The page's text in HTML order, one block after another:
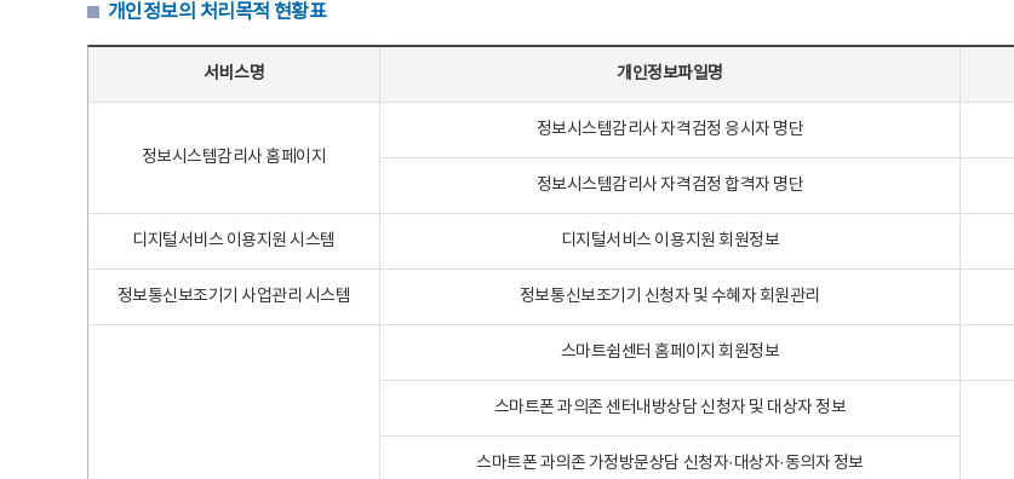
개인정보의 처리목적 현황표
서비스명 개인정보파일명
정보시스템감리사 홈페이지
정보시스템감리사 자격검정 응시자 명단
정보시스템감리사 자격검정 합격자 명단
디지털서비스 이용지원 시스템 디지털서비스 이용지원 회원정보
정보통신보조기기 사업관리 시스템 정보통신보조기기 신청자 및 수혜자 회원관리
스마트쉼센터 홈페이지 회원정보
스마트폰 과의존 센터내방상담 신청자 및 대상자 정보
스마트폰 과의존 가정방문상담 신청자·대상자·동의자 정보